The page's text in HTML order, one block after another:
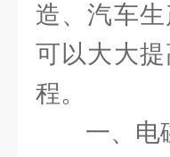
造、汽车
可以大大
程。
一、电